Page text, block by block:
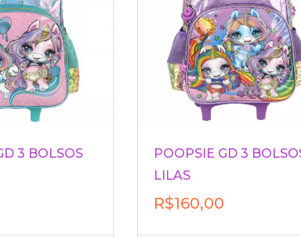
3 BOLSOS
POOPSIE GD 3
LILAS
R$160,00